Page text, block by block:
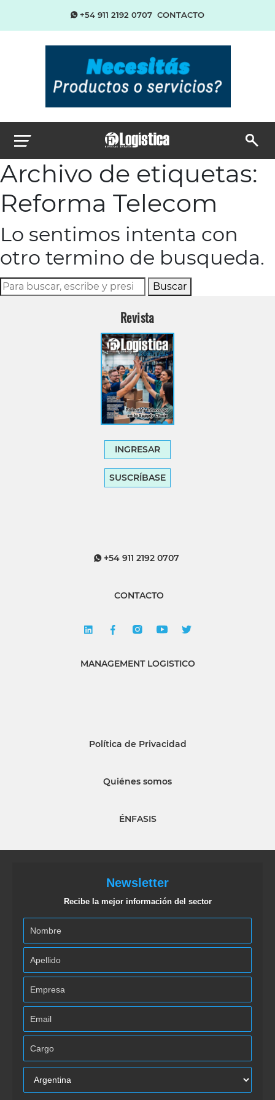
+54 911 2192 0707 CONTACTO
Archivo de etiquetas:
Reforma Telecom
Lo sentimos intenta con
otro termino de busqueda.
Buscar
Revista
INGRESAR
SUSCRÍBASE
+54 911 2192 0707
CONTACTO
MANAGEMENT LOGISTICO
Política de Privacidad
Quiénes somos
ÉNFASIS
Newsletter
Recibe la mejor información del sector